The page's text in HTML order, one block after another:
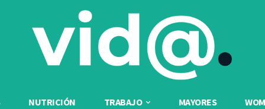
NUTRICIÓN TRABAJO MAYORES